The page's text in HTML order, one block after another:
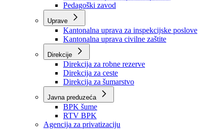
Zavod zdravstvenog osiguranja
Zavod za javno zdravstvo
Zavod za besplatnu pravnu pomoć
Pedagoški zavod
Kantonalna uprava za inspekcijske poslove
Kantonalna uprava civilne zaštite
Direkcije
Direkcija za robne rezerve
Direkcija za ceste
Direkcija za šumarstvo
Javna preduzeća